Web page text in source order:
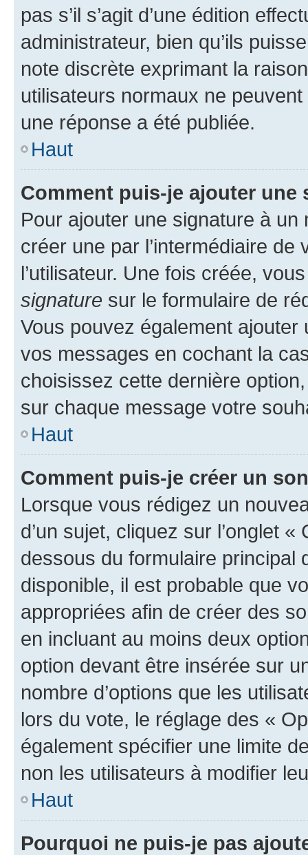
pas s’il s’agit d’une édition
administrateur, bien qu’ils
note discrète exprimant la
utilisateurs normaux ne
une réponse a été publiée.
Haut
Comment puis-je ajouter une
Pour ajouter une signature à un
créer une par l’intermédiaire
l’utilisateur. Une fois créée,
signature sur le formulaire de
Vous pouvez également
vos messages en cochant la
choisissez cette dernière
sur chaque message votre
Haut
Comment puis-je créer un
Lorsque vous rédigez un
d’un sujet, cliquez sur l’onglet
dessous du formulaire principal
disponible, il est probable que
appropriées afin de créer des
en incluant au moins deux
option devant être insérée sur
nombre d’options que les
lors du vote, le réglage des «
également spécifier une limite
non les utilisateurs à modifier
Haut
Pourquoi ne puis-je pas